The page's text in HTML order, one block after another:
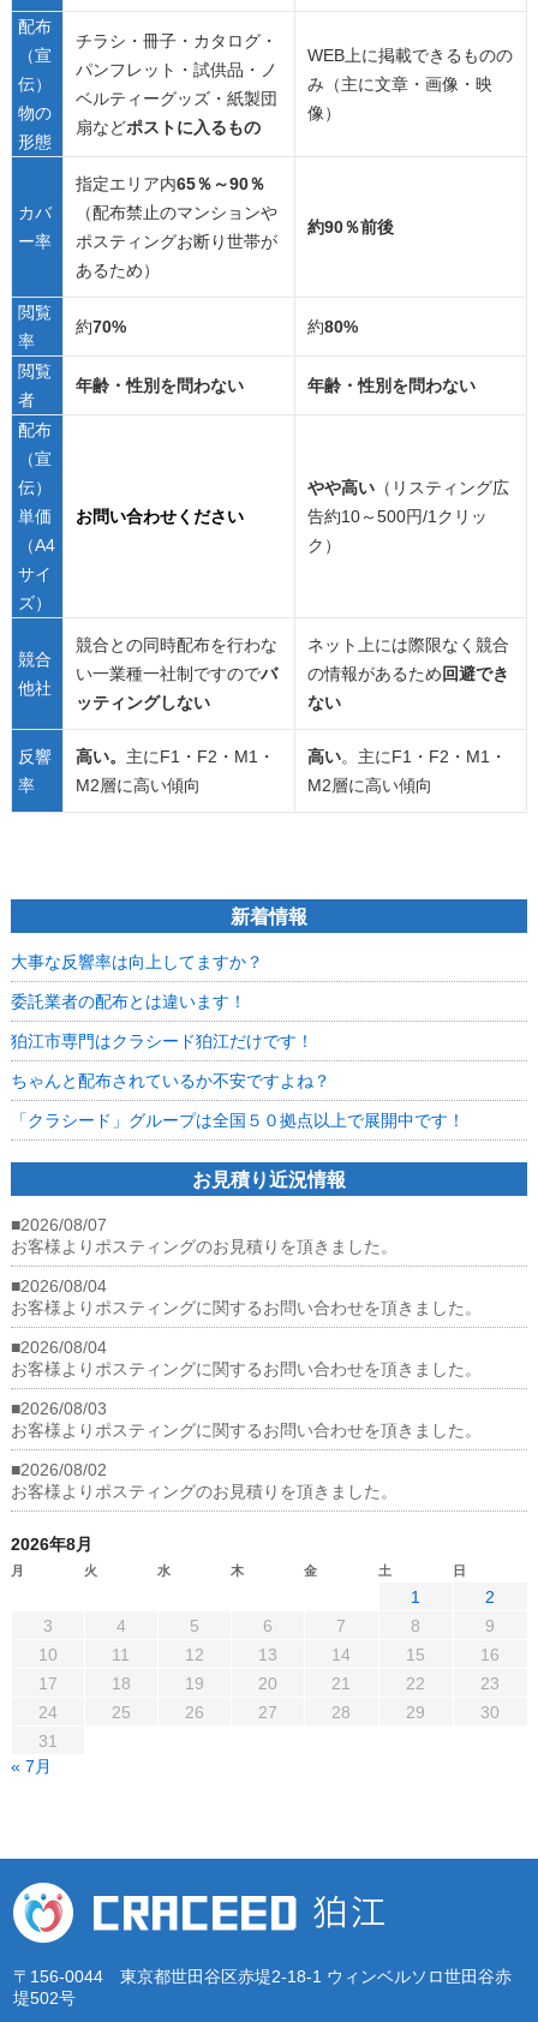
配布
（宣
伝）
物の
形態
チラシ・冊子・カタログ・
パンフレット・試供品・ノ
ベルティーグッズ・紙製団
扇などポストに入るもの
WEB上に掲載できるものの
み（主に文章・画像・映
像）
カバ
ー率
指定エリア内65％～90％
（配布禁止のマンションや
ポスティングお断り世帯が
あるため）
約90％前後
閲覧
率
約70% 約80%
閲覧
者
年齢・性別を問わない 年齢・性別を問わない
配布
（宣
伝）
単価
（A4
サイ
ズ）
お問い合わせください
やや高い（リスティング広
告約10～500円/1クリッ
ク）
競合
他社
競合との同時配布を行わな
い一業種一社制ですのでバ
ッティングしない
ネット上には際限なく競合
の情報があるため回避でき
ない
反響
率
高い。 主にF1・F2・M1・
M2層に高い傾向
高い。主にF1・F2・M1・
M2層に高い傾向
新着情報
大事な反響率は向上してますか？
委託業者の配布とは違います！
狛江市専門はクラシード狛江だけです！
ちゃんと配布されているか不安ですよね？
「クラシード」グループは全国５０拠点以上で展開中です！
お見積り近況情報
■2026/08/07
お客様よりポスティングのお見積りを頂きました。
■2026/08/04
お客様よりポスティングに関するお問い合わせを頂きました。
■2026/08/04
お客様よりポスティングに関するお問い合わせを頂きました。
■2026/08/03
お客様よりポスティングに関するお問い合わせを頂きました。
■2026/08/02
お客様よりポスティングのお見積りを頂きました。
2026年8月
月 火 水 木 金 土 日
« 7月
1
2
3
4 5 6 7 8
9
10
11 12 13 14 15
16
17
18 19 20 21 22
23
24
25 26 27 28 29
30
31
〒156-0044 東京都世田谷区赤堤2-18-1 ウィンベルソロ世田谷赤
堤502号